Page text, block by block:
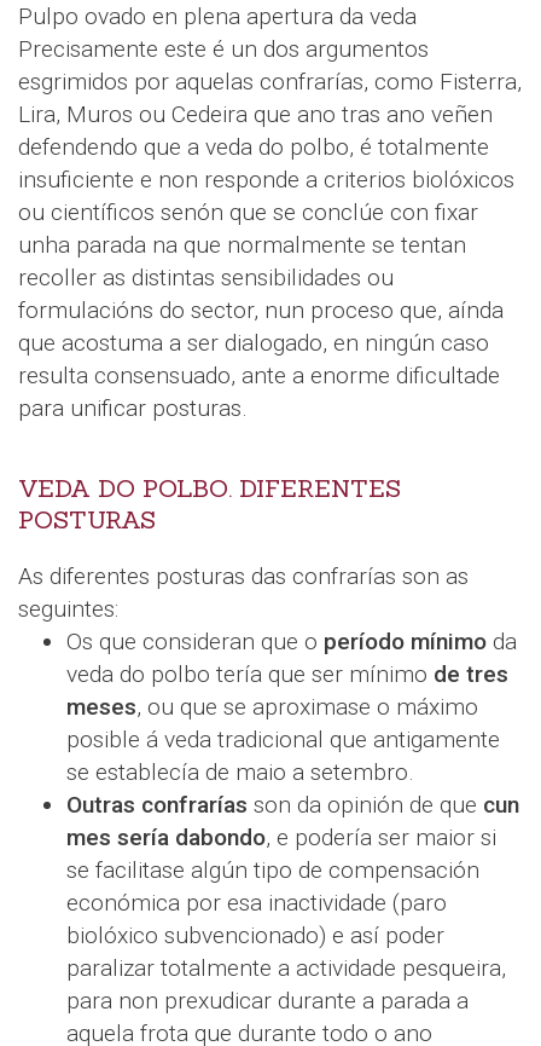
Pulpo ovado en plena apertura da veda
Precisamente este é un dos argumentos
esgrimidos por aquelas confrarías, como Fisterra,
Lira, Muros ou Cedeira que ano tras ano veñen
defendendo que a veda do polbo, é totalmente
insuficiente e non responde a criterios biolóxicos
ou científicos senón que se conclúe con fixar
unha parada na que normalmente se tentan
recoller as distintas sensibilidades ou
formulacións do sector, nun proceso que, aínda
que acostuma a ser dialogado, en ningún caso
resulta consensuado, ante a enorme dificultade
para unificar posturas.
VEDA DO POLBO. DIFERENTES
POSTURAS
As diferentes posturas das confrarías son as
seguintes:
Os que consideran que o período mínimo da
veda do polbo tería que ser mínimo de tres
meses, ou que se aproximase o máximo
posible á veda tradicional que antigamente
se establecía de maio a setembro.
Outras confrarías son da opinión de que cun
mes sería dabondo, e podería ser maior si
se facilitase algún tipo de compensación
económica por esa inactividade (paro
biolóxico subvencionado) e así poder
paralizar totalmente a actividade pesqueira,
para non prexudicar durante a parada a
aquela frota que durante todo o ano